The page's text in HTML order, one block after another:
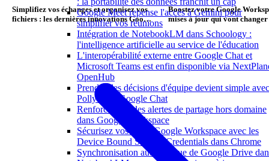
Google Meet repense l'accès à Gemini pour
simplifier vos réunions
Intégration de NotebookLM dans Schoology :
l'intelligence artificielle au service de l'éducation
L'interopérabilité externe entre Google Chat et
Microsoft Teams est enfin disponible via
OpenHub
Prendre des décisions d'équipe devient simple avec
Polly dans Google Chat
Renforcement des alertes de partage hors domaine
dans Google Workspace
Sécurisez vos accès Google Workspace avec les
Device Bound Session Credentials dans Chrome
Synchronisation automatique de Google Drive
Simplifiez vos échanges et organisez vos
fichiers : les dernières innovations Google
Boostez votre Google
mises à jour qui vont
de travailler